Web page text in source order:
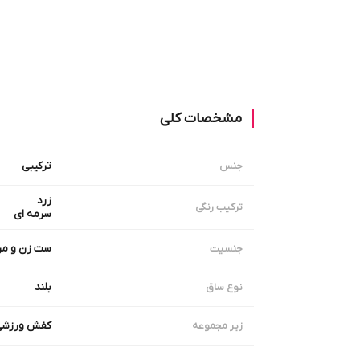
مشخصات کلی
جنس ترکیبی
ترکیب رنگی
زرد
سرمه ای
جنسیت ست زن و
نوع ساق بلند
زیر مجموعه کفش